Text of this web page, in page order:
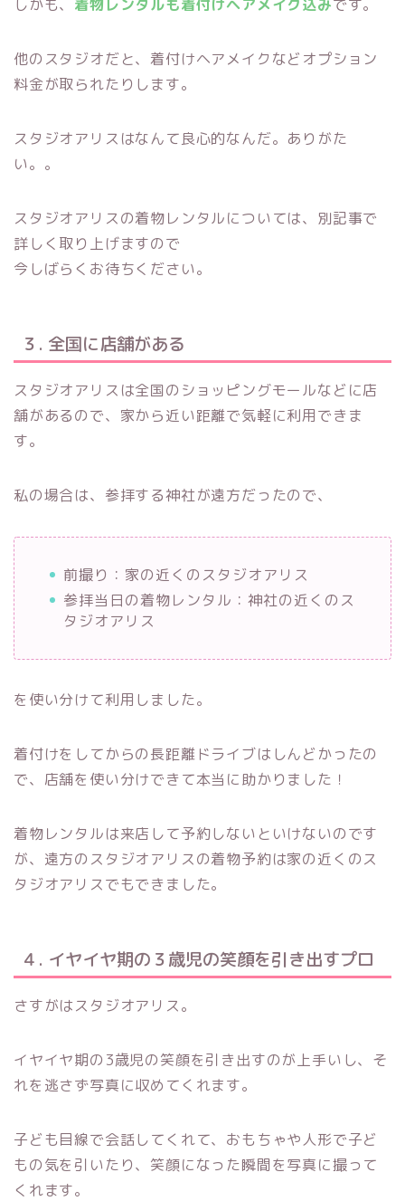
しかも、 着物レンタルも着付けヘアメイク込みです。
他のスタジオだと、着付けヘアメイクなどオプション
料金が取られたりします。
スタジオアリスはなんて良心的なんだ。ありがた
い。。
スタジオアリスの着物レンタルについては、別記事で
詳しく取り上げますので
今しばらくお待ちください。
３. 全国に店舗がある
スタジオアリスは全国のショッピングモールなどに店
舗があるので、家から近い距離で気軽に利用できま
す。
私の場合は、参拝する神社が遠方だったので、
前撮り：家の近くのスタジオアリス
参拝当日の着物レンタル：神社の近くのス
タジオアリス
を使い分けて利用しました。
着付けをしてからの長距離ドライブはしんどかったの
で、店舗を使い分けできて本当に助かりました！
着物レンタルは来店して予約しないといけないのです
が、遠方のスタジオアリスの着物予約は家の近くのス
タジオアリスでもできました。
４. イヤイヤ期の３歳児の笑顔を引き出すプロ
さすがはスタジオアリス。
イヤイヤ期の3歳児の笑顔を引き出すのが上手いし、そ
れを逃さず写真に収めてくれます。
子ども目線で会話してくれて、おもちゃや人形で子ど
もの気を引いたり、笑顔になった瞬間を写真に撮って
くれます。